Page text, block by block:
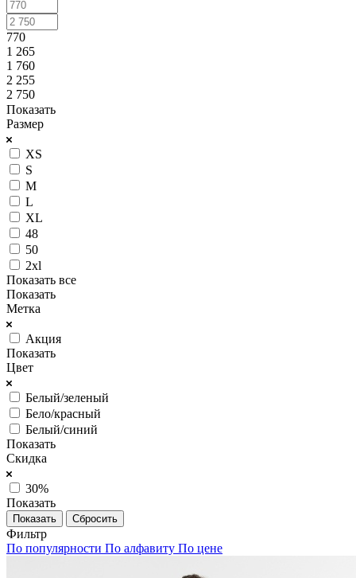
770
1 265
1 760
2 255
2 750
Показать
Размер
XS
S
M
L
XL
48
50
2xl
Показать все
Показать
Метка
Акция
Показать
Цвет
Белый/зеленый
Бело/красный
Белый/синий
Показать
Скидка
30%
Показать
Сбросить
Фильтр
По популярности По алфавиту По цене